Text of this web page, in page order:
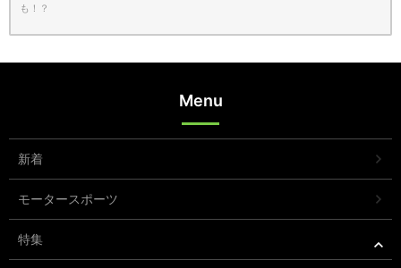
も！？
Menu
新着
モータースポーツ
特集